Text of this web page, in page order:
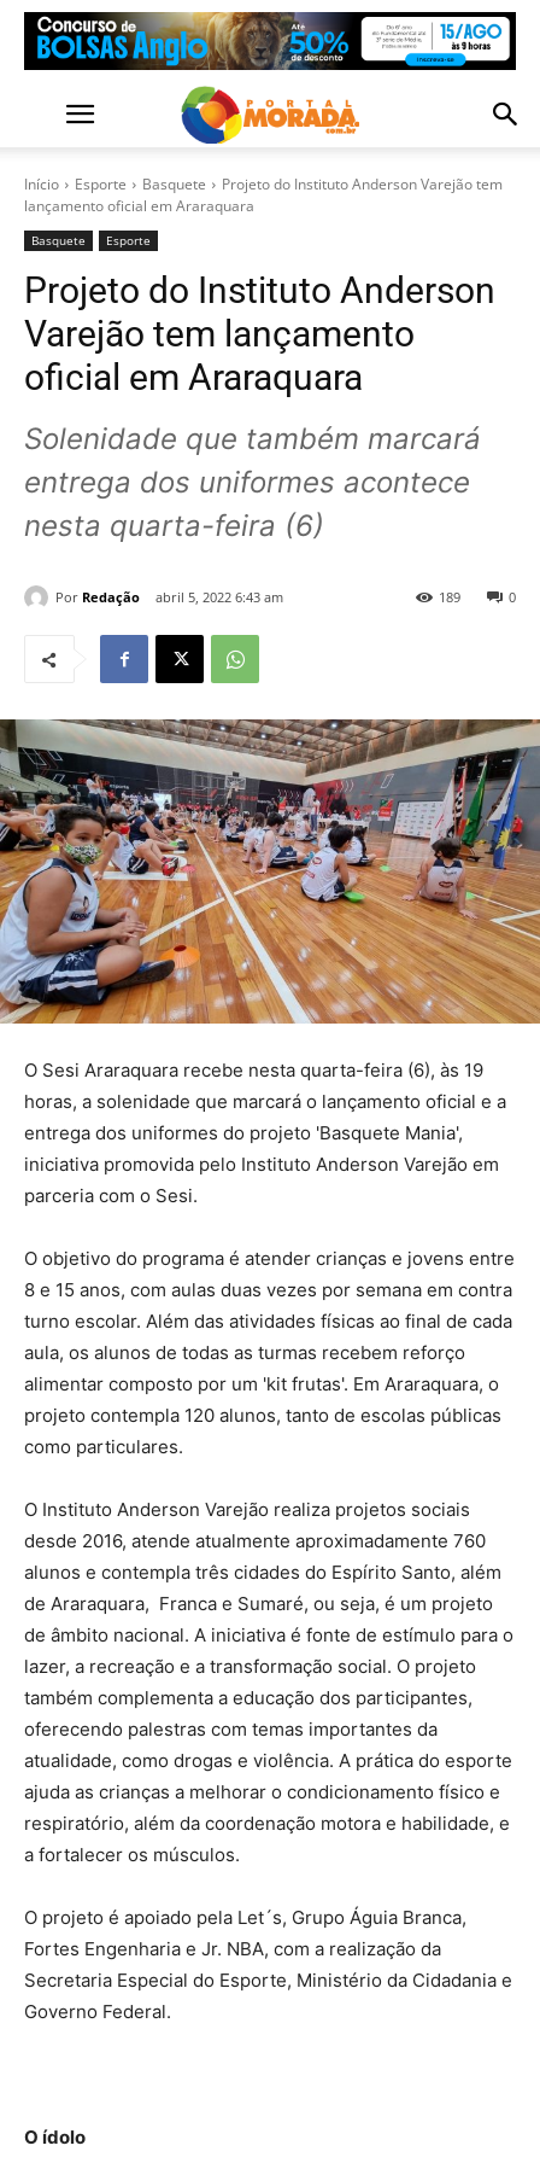
Início Esporte Basquete
Projeto do Instituto Anderson Varejão tem
lançamento oficial em Araraquara
Basquete Esporte
Projeto do Instituto Anderson
Varejão tem lançamento
oficial em Araraquara
Solenidade que também marcará
entrega dos uniformes acontece
nesta quarta-feira (6)
Por Redação abril 5, 2022 6:43 am 0
189
O Sesi Araraquara recebe nesta quarta-feira (6), às 19
horas, a solenidade que marcará o lançamento oficial e a
entrega dos uniformes do projeto 'Basquete Mania',
iniciativa promovida pelo Instituto Anderson Varejão em
parceria com o Sesi.
O objetivo do programa é atender crianças e jovens entre
8 e 15 anos, com aulas duas vezes por semana em contra
turno escolar. Além das atividades físicas ao final de cada
aula, os alunos de todas as turmas recebem reforço
alimentar composto por um 'kit frutas'. Em Araraquara, o
projeto contempla 120 alunos, tanto de escolas públicas
como particulares.
O Instituto Anderson Varejão realiza projetos sociais
desde 2016, atende atualmente aproximadamente 760
alunos e contempla três cidades do Espírito Santo, além
de Araraquara, Franca e Sumaré, ou seja, é um projeto
de âmbito nacional. A iniciativa é fonte de estímulo para o
lazer, a recreação e a transformação social. O projeto
também complementa a educação dos participantes,
oferecendo palestras com temas importantes da
atualidade, como drogas e violência. A prática do esporte
ajuda as crianças a melhorar o condicionamento físico e
respiratório, além da coordenação motora e habilidade, e
a fortalecer os músculos.
O projeto é apoiado pela Let´s, Grupo Águia Branca,
Fortes Engenharia e Jr. NBA, com a realização da
Secretaria Especial do Esporte, Ministério da Cidadania e
Governo Federal.
O ídolo